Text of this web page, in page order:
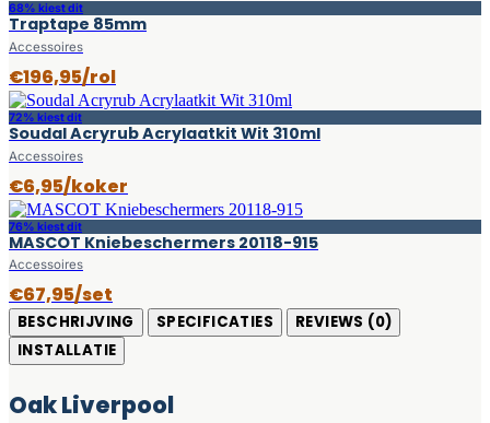
68% kiest dit
Traptape 85mm
Accessoires
€196,95/rol
72% kiest dit
Soudal Acryrub Acrylaatkit Wit 310ml
Accessoires
€6,95/koker
76% kiest dit
MASCOT Kniebeschermers 20118-915
Accessoires
€67,95/set
BESCHRIJVING SPECIFICATIES
REVIEWS (0)
INSTALLATIE
Oak Liverpool